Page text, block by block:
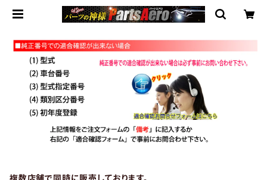
複数店舗で同時に販売しております。